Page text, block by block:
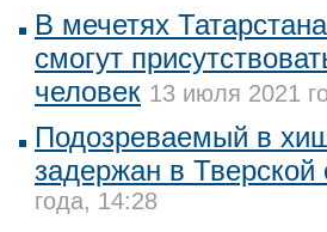
В мечетях
смогут
человек 13 июля 2021
Подозреваемый в
задержан в Тверской
года, 14:28